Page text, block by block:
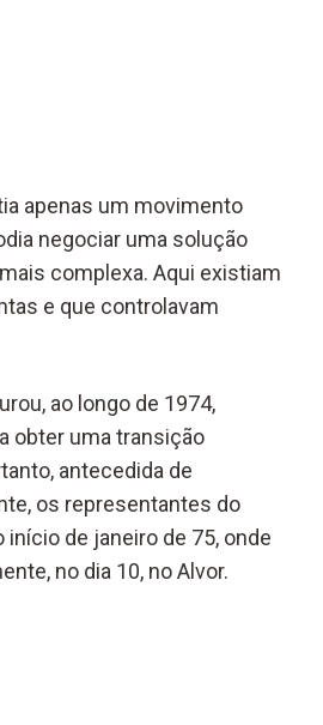
apenas um movimento
negociar uma solução
complexa. Aqui existiam
e que controlavam
ao longo de 1974,
obter uma transição
antecedida de
os representantes do
início de janeiro de 75, onde
no dia 10, no Alvor.